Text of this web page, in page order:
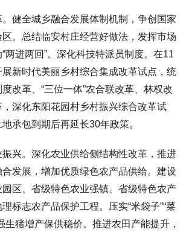
健全城乡融合发展体制机制，争创国家
。总结临安村庄经营好做法，发挥市场
两进两回”。深化科技特派员制度。在11
新时代美丽乡村综合集成改革试点，统
改革、“三位一体”农合联改革、林权改
深化东阳花园村乡村振兴综合改革试
承包到期后再延长30年政策。
兴。深化农业供给侧结构性改革，推进
发展，增加优质绿色农产品供给。建设
区、省级特色农业强镇、省级特色农产
标志农产品保护工程。压实“米袋子”“菜
生猪增产保供稳价。推进农田产能提升，